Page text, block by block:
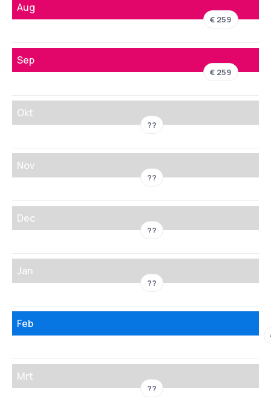
Aug
€ 259
Sep
€ 259
Okt
??
Nov
??
Dec
??
Jan
??
Feb
Mrt
??